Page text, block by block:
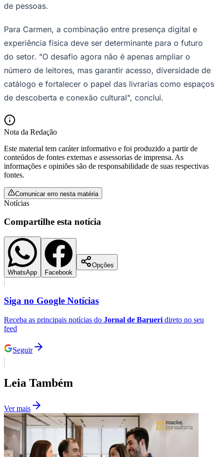
Flamengo
de pessoas.
Para Carmen, a combinação entre presença digital e
experiência física deve ser determinante para o futuro
do setor. "O desafio agora não é apenas ampliar o
número de leitores, mas garantir acesso, diversidade de
catálogo e fortalecer o papel das livrarias como espaços
de descoberta e conexão cultural", conclui.
Nota da Redação
Este material tem caráter informativo e foi produzido a partir de
conteúdos de fontes externas e assessorias de imprensa. As
informações e opiniões são de responsabilidade de suas respectivas
fontes.
Comunicar erro nesta matéria
Notícias
Compartilhe esta notícia
WhatsApp Facebook
Opções
Siga no Google Notícias
Receba as principais notícias do Jornal de Barueri direto no seu
feed
Seguir
Leia Também
Ver mais